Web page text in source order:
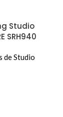
Studio
SRH940
de Studio